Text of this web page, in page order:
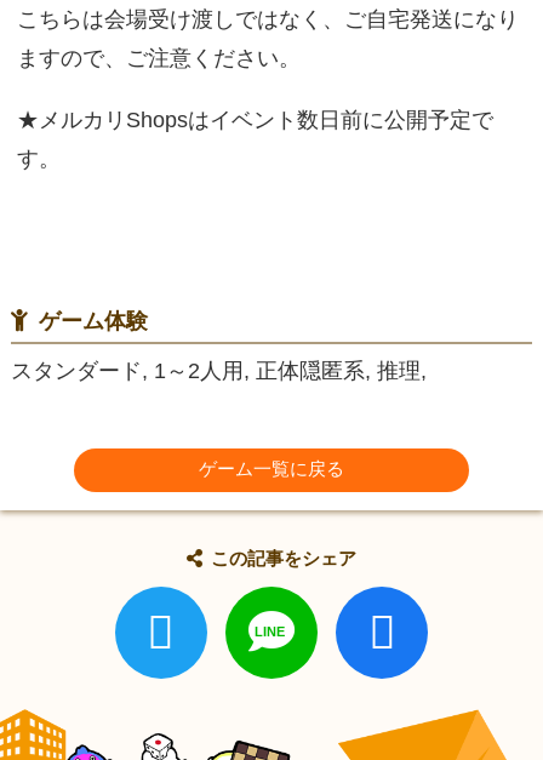
こちらは会場受け渡しではなく、ご自宅発送になり
ますので、ご注意ください。
★メルカリShopsはイベント数日前に公開予定で
す。
ゲーム体験
スタンダード, 1～2人用, 正体隠匿系, 推理,
ゲーム一覧に戻る
この記事をシェア